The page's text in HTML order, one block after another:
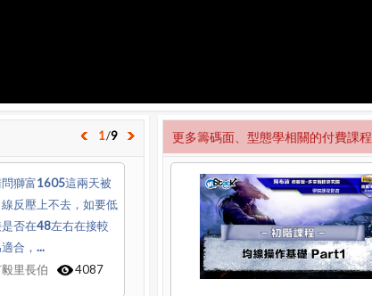
1/9
獅富1605這兩天被
線反壓上不去，如要低
否在48左右在接較
合，...
里長伯
4087
更多籌碼面、型態學相關的付費課程